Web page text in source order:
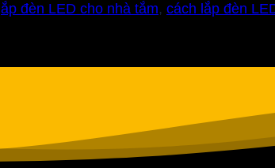
ắp đèn LED cho nhà tắm, cách lắp đèn